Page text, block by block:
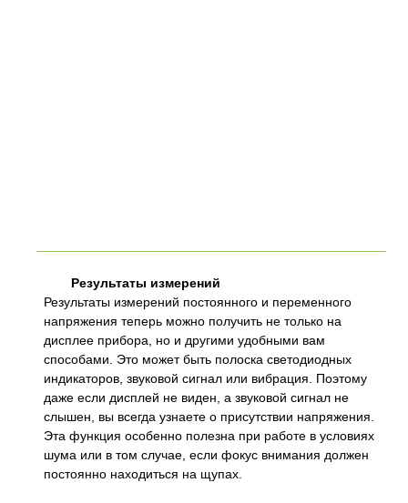
Результаты измерений
Результаты измерений постоянного и переменного
напряжения теперь можно получить не только на
дисплее прибора, но и другими удобными вам
способами. Это может быть полоска светодиодных
индикаторов, звуковой сигнал или вибрация. Поэтому
даже если дисплей не виден, а звуковой сигнал не
слышен, вы всегда узнаете о присутствии напряжения.
Эта функция особенно полезна при работе в условиях
шума или в том случае, если фокус внимания должен
постоянно находиться на щупах.